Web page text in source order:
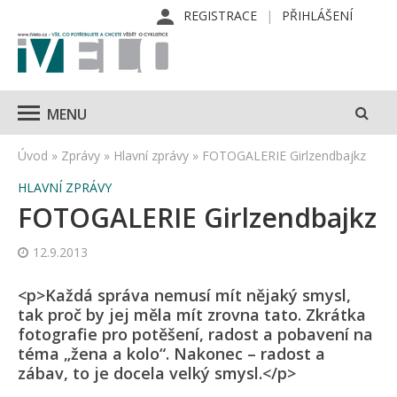
REGISTRACE PŘIHLÁŠENÍ
MENU
Úvod » Zprávy » Hlavní zprávy » FOTOGALERIE Girlzendbajkz
HLAVNÍ ZPRÁVY
FOTOGALERIE Girlzendbajkz
12.9.2013
<p>Každá správa nemusí mít nějaký smysl,
tak proč by jej měla mít zrovna tato. Zkrátka
fotografie pro potěšení, radost a pobavení na
téma „žena a kolo“. Nakonec – radost a
zábav, to je docela velký smysl.</p>